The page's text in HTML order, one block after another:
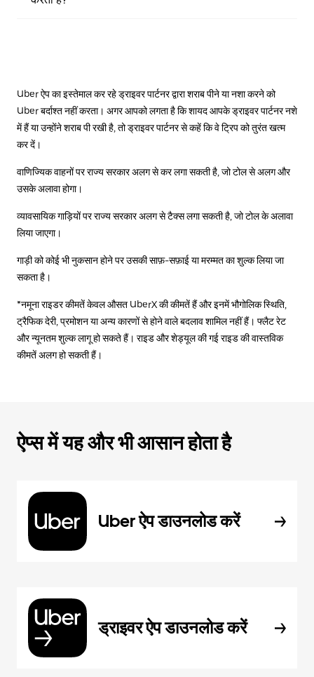
Uber ऐप का इस्तेमाल कर रहे ड्राइवर पार्टनर द्वारा शराब पीने या नशा करने को
Uber बर्दाश्त नहीं करता। अगर आपको लगता है कि शायद आपके ड्राइवर पार्टनर नशे
में हैं या उन्होंने शराब पी रखी है, तो ड्राइवर पार्टनर से कहें कि वे ट्रिप को तुरंत खत्म
कर दें।
वाणिज्यिक वाहनों पर राज्य सरकार अलग से कर लगा सकती है, जो टोल से अलग और
उसके अलावा होगा।
व्यावसायिक गाड़ियों पर राज्य सरकार अलग से टैक्स लगा सकती है, जो टोल के अलावा
लिया जाएगा।
गाड़ी को कोई भी नुकसान होने पर उसकी साफ़-सफ़ाई या मरम्मत का शुल्क लिया जा
सकता है।
*नमूना राइडर कीमतें केवल औसत UberX की कीमतें हैं और इनमें भौगोलिक स्थिति,
ट्रैफिक देरी, प्रमोशन या अन्य कारणों से होने वाले बदलाव शामिल नहीं हैं। फ्लैट रेट
और न्यूनतम शुल्क लागू हो सकते हैं। राइड और शेड्यूल की गई राइड की वास्तविक
कीमतें अलग हो सकती हैं।
ऐप्स में यह और भी आसान होता है
Uber ऐप डाउनलोड करें
ड्राइवर ऐप डाउनलोड करें